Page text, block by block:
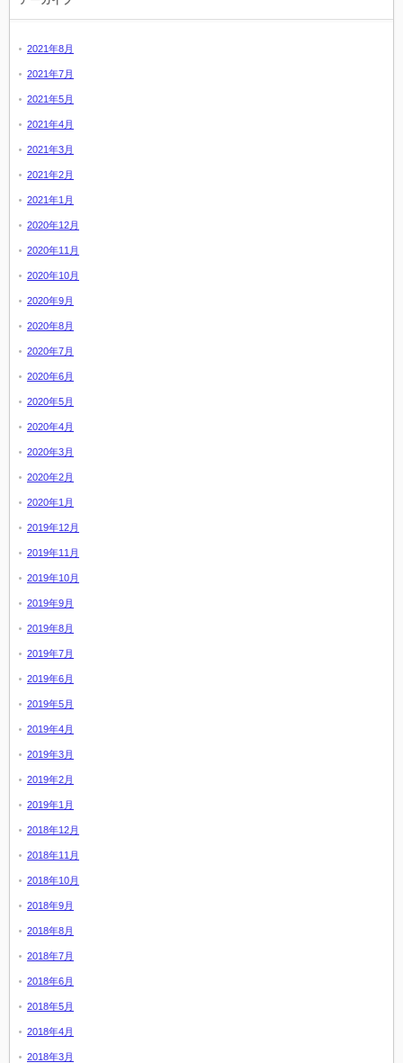
2021年8月
2021年7月
2021年5月
2021年4月
2021年3月
2021年2月
2021年1月
2020年12月
2020年11月
2020年10月
2020年9月
2020年8月
2020年7月
2020年6月
2020年5月
2020年4月
2020年3月
2020年2月
2020年1月
2019年12月
2019年11月
2019年10月
2019年9月
2019年8月
2019年7月
2019年6月
2019年5月
2019年4月
2019年3月
2019年2月
2019年1月
2018年12月
2018年11月
2018年10月
2018年9月
2018年8月
2018年7月
2018年6月
2018年5月
2018年4月
2018年3月